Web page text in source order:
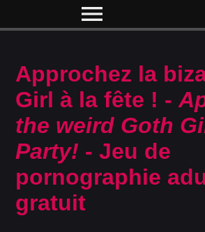
menu
Approchez la
Girl à la fête ! -
the weird Goth
Party! - Jeu de
pornographie
gratuit